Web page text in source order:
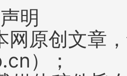
明
网原创文章
）；